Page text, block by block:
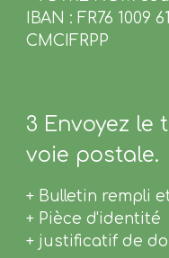
IBAN : FR76 1009
CMCIFRPP
3 Envoyez
voie postale.
+ Bulletin rempli
+ Pièce d'identité
+ justificatif de